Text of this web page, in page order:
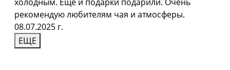
рекомендую любителям чая и атмосферы.
08.07.2025 г.
ЕЩЕ